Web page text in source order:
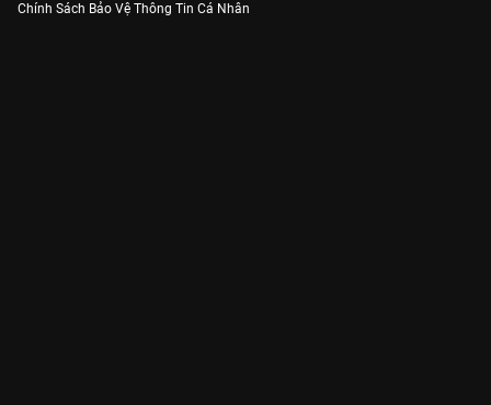
Chính Sách Bảo Vệ Thông Tin Cá Nhân